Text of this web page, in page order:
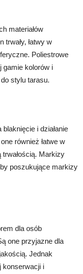
materiałów
łatwy w
Poliestrowe
gamie kolorów i
stylu tarasu.
i działanie
również łatwe w
Markizy
poszukujące markizy
dla osób
one przyjazne dla
Jednak
konserwacji i